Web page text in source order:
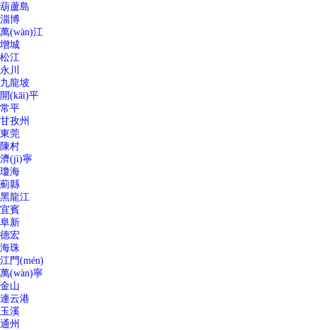
葫蘆島
淄博
萬(wàn)江
增城
松江
永川
九龍坡
開(kāi)平
常平
甘孜州
東莞
陳村
濟(jì)寧
瓊海
薊縣
黑龍江
宜賓
阜新
德宏
海珠
江門(mén)
萬(wàn)寧
金山
連云港
玉溪
通州